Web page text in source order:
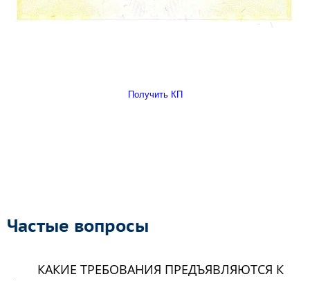
Получить КП
Частые вопросы
КАКИЕ ТРЕБОВАНИЯ ПРЕДЪЯВЛЯЮТСЯ К